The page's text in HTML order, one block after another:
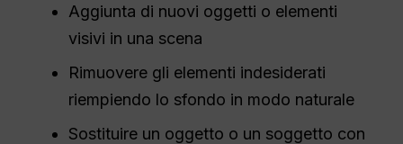
Aggiunta di nuovi oggetti o elementi
visivi in una scena
Rimuovere gli elementi indesiderati
riempiendo lo sfondo in modo naturale
Sostituire un oggetto o un soggetto con